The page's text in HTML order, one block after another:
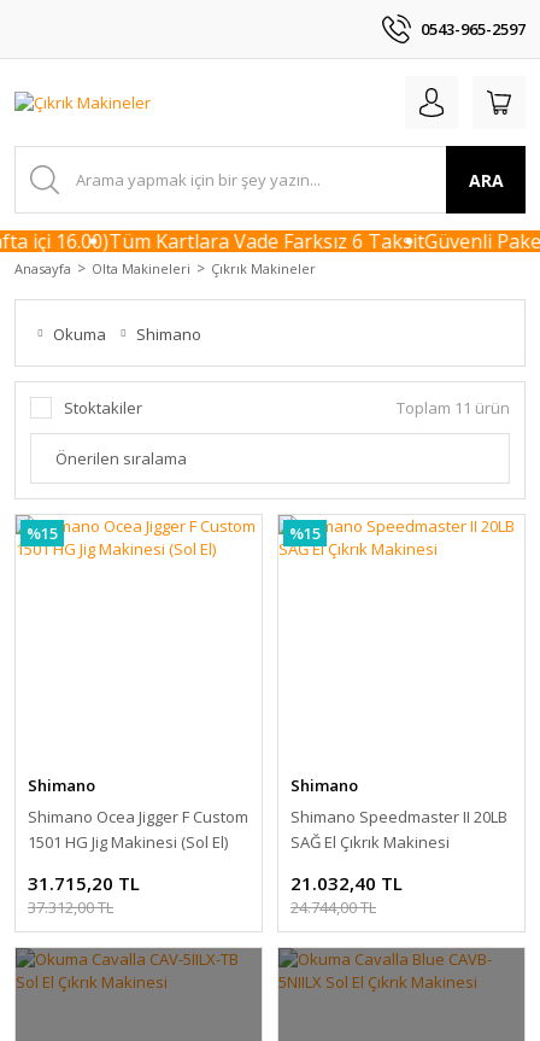
0543-965-2597
ARA
içi 16.00)Tüm Kartlara Vade Farksız 6 TaksitGüvenli
Anasayfa Olta Makineleri Çıkrık Makineler
Okuma Shimano
Stoktakiler Toplam 11 ürün
%15
Shimano
Shimano Ocea Jigger F Custom
1501 HG Jig Makinesi (Sol El)
31.715,20 TL
37.312,00 TL
%15
Shimano
Shimano Speedmaster II 20LB
SAĞ El Çıkrık Makinesi
21.032,40 TL
24.744,00 TL